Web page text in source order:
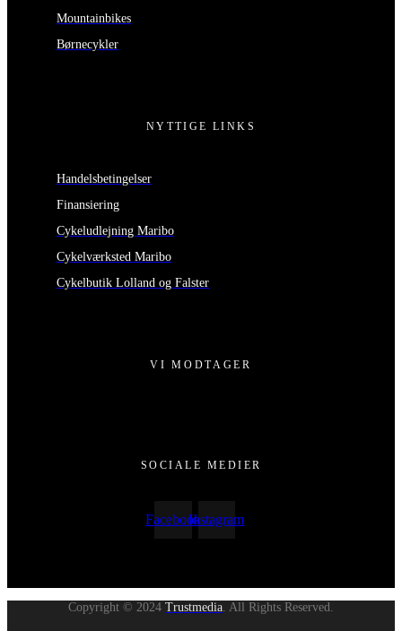
Mountainbikes
Børnecykler
NYTTIGE LINKS
Handelsbetingelser
Finansiering
Cykeludlejning Maribo
Cykelværksted Maribo
Cykelbutik Lolland og Falster
VI MODTAGER
SOCIALE MEDIER
FacebookInstagram
Copyright © 2024 Trustmedia. All Rights Reserved.